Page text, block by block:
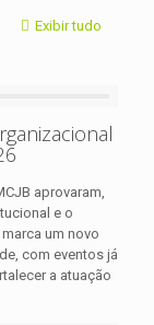
Exibir tudo
aprovaram,
e o
um novo
com eventos já
a atuação